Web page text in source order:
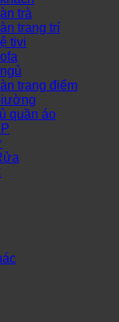
trà
trang trí
tivi
trang điểm
quần áo